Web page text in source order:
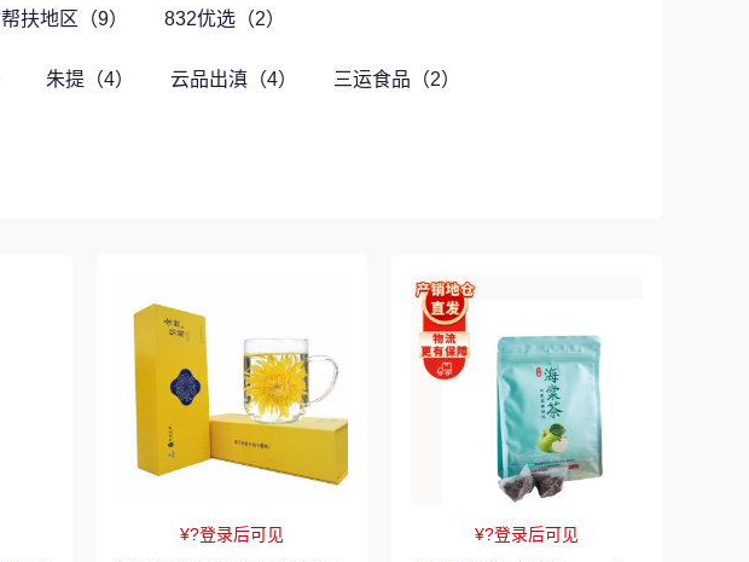
扶地区（9） 832优选（2）
朱提（4） 云品出滇（4） 三运食品（2）
¥?登录后可见
¥?登录后可见